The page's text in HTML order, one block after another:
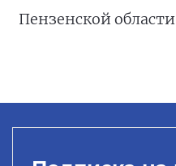
Пензенской области